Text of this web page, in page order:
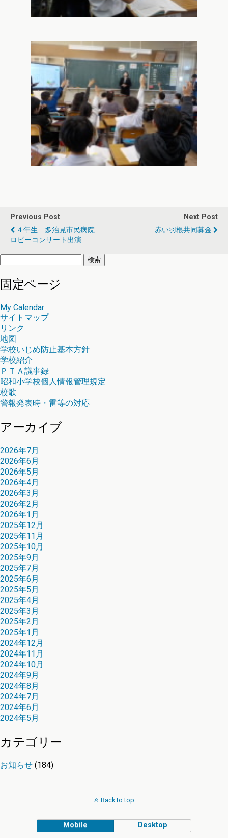
Previous Post
４年生 多治見市民病院
ロビーコンサート出演
Next Post
赤い羽根共同募金
検
固定ページ
My Calendar
サイトマップ
リンク
地図
学校いじめ防止基本方針
学校紹介
ＰＴＡ議事録
昭和小学校個人情報管理規定
校歌
警報発表時・雷等の対応
アーカイブ
2026年7月
2026年6月
2026年5月
2026年4月
2026年3月
2026年2月
2026年1月
2025年12月
2025年11月
2025年10月
2025年9月
2025年7月
2025年6月
2025年5月
2025年4月
2025年3月
2025年2月
2025年1月
2024年12月
2024年11月
2024年10月
2024年9月
2024年8月
2024年7月
2024年6月
2024年5月
カテゴリー
お知らせ (184)
Back to top
Mobile Desktop